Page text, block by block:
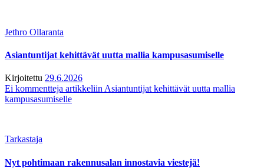
Jethro Ollaranta
Asiantuntijat kehittävät uutta mallia kampusasumiselle
Kirjoitettu 29.6.2026
Ei kommentteja artikkeliin Asiantuntijat kehittävät uutta mallia
kampusasumiselle
Tarkastaja
Nyt pohtimaan rakennusalan innostavia viestejä!